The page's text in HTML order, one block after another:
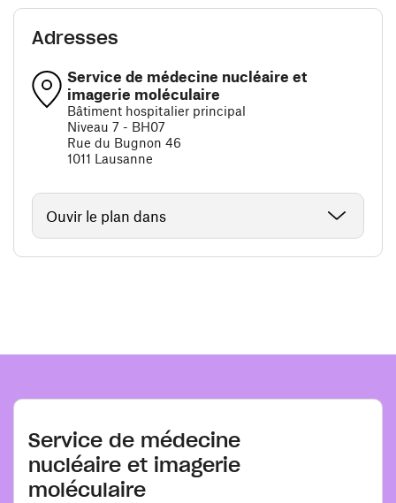
Adresses
Service de médecine nucléaire et
imagerie moléculaire
Bâtiment hospitalier principal
Niveau 7 - BH07
Rue du Bugnon 46
1011 Lausanne
Ouvir le plan dans
Service de médecine
nucléaire et imagerie
moléculaire